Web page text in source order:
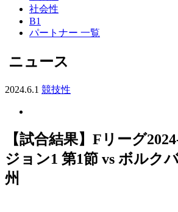
社会性
B1
パートナー 一覧
ニュース
2024.6.1 競技性
【試合結果】Fリーグ
ジョン1 第1節 vs ボルク
州